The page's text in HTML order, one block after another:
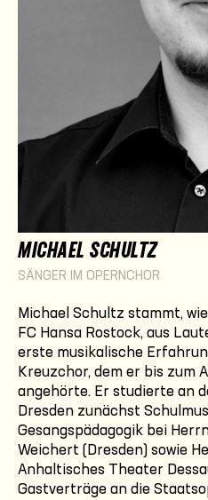
MICHAEL SCHULTZ
SÄNGER IM OPERNCHOR
Michael Schultz stammt,
FC Hansa Rostock, aus
erste musikalische
Kreuzchor, dem er bis zum
angehörte. Er studierte an
Dresden zunächst
Gesangspädagogik bei
Weichert (Dresden) sowie
Anhaltisches Theater
Gastverträge an die